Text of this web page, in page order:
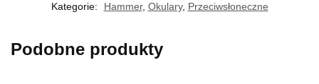
Kategorie: Hammer, Okulary, Przeciwsłoneczne
Podobne produkty